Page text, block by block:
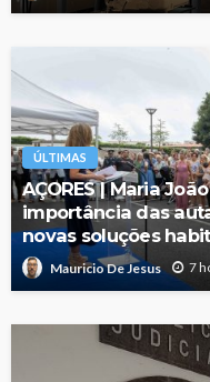
ÚLTIMAS
AÇORES | Maria
importância das
novas soluções
Mauricio De Jesus 7